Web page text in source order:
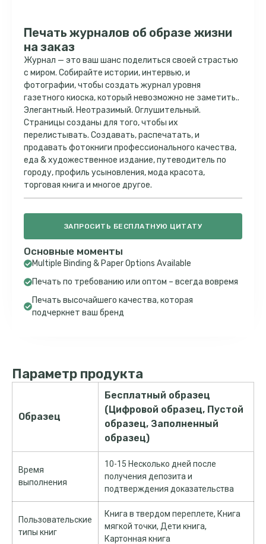
Печать журналов об образе жизни
на заказ
Журнал — это ваш шанс поделиться своей страстью
с миром. Собирайте истории, интервью, и
фотографии, чтобы создать журнал уровня
газетного киоска, который невозможно не заметить..
Элегантный. Неотразимый. Оглушительный.
Страницы созданы для того, чтобы их
перелистывать. Создавать, распечатать, и
продавать фотокниги профессионального качества,
еда & художественное издание, путеводитель по
городу, профиль усыновления, мода красота,
торговая книга и многое другое.
ЗАПРОСИТЬ БЕСПЛАТНУЮ ЦИТАТУ
Основные моменты
Multiple Binding & Paper Options Available
Печать по требованию или оптом – всегда вовремя
Печать высочайшего качества, которая
подчеркнет ваш бренд
Параметр продукта
Образец
Бесплатный образец
(Цифровой образец, Пустой
образец, Заполненный
образец)
Время
выполнения
10-15 Несколько дней после
получения депозита и
подтверждения доказательства
Пользовательские
типы книг
Книга в твердом переплете, Книга
мягкой точки, Дети книга,
Картонная книга